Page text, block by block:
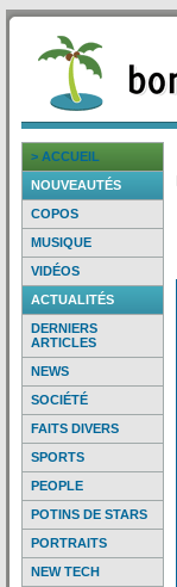
> ACCUEIL
NOUVEAUTÉS
COPOS
MUSIQUE
VIDÉOS
ACTUALITÉS
DERNIERS
ARTICLES
NEWS
SOCIÉTÉ
FAITS DIVERS
SPORTS
PEOPLE
POTINS DE STARS
PORTRAITS
NEW TECH